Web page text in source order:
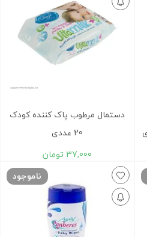
دستمال مرطوب پاک کننده کودک
20 عددی
37,000 تومان
ناموجود